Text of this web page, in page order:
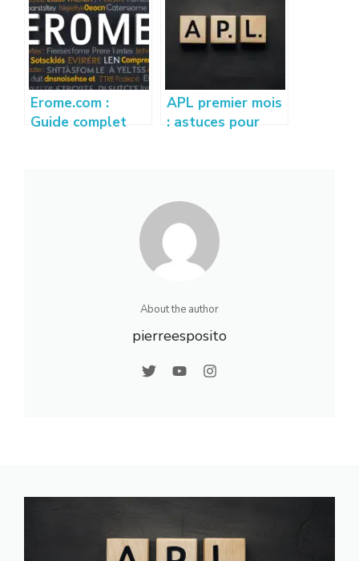
signature
rapidement
Erome.com :
Guide complet
APL premier mois
: astuces pour
About the author
pierreesposito